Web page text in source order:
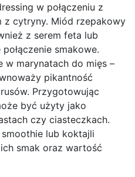
w połączeniu z
z cytryny. Miód rzepakowy
z serem feta lub
smakowe.
marynatach do mięs –
pikantność
Przygotowując
być użyty jako
czy ciasteczkach.
lub koktajli
smak oraz wartość